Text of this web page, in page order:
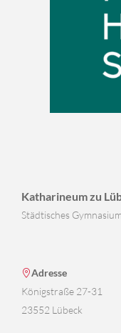
Katharineum zu
Städtisches
Adresse
Königstraße 27-31
23552 Lübeck